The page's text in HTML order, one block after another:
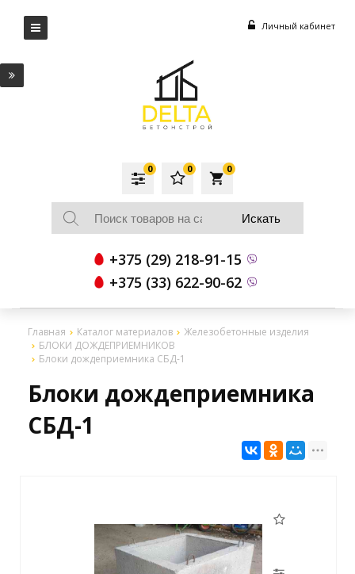
Личный кабинет
local_grocery_store
0
0
0
+375 (29) 218-91-15
+375 (33) 622-90-62
Главная Каталог материалов
Железобетонные изделия
БЛОКИ ДОЖДЕПРИЕМНИКОВ
Блоки дождеприемника СБД-1
Блоки дождеприемника
СБД-1